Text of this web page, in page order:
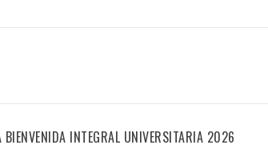
INTEGRAL UNIVERSITARIA 2026